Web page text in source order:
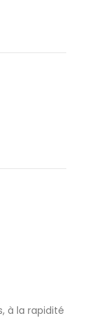
à la rapidité